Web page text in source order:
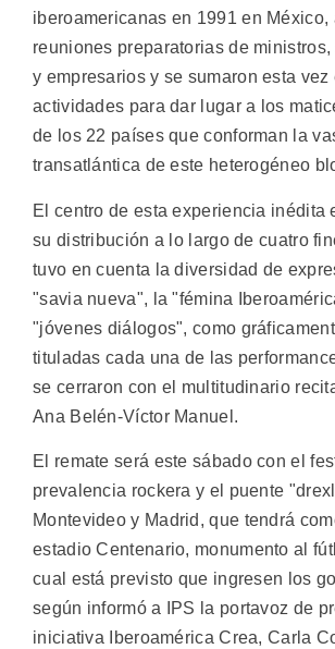
iberoamericanas en 1991 en México,
reuniones preparatorias de ministros,
y empresarios y se sumaron esta vez
actividades para dar lugar a los
de los 22 países que conforman la
transatlántica de este heterogéneo
El centro de esta experiencia inédita
su distribución a lo largo de cuatro
tuvo en cuenta la diversidad de
"savia nueva", la "fémina
"jóvenes diálogos", como
tituladas cada una de las
se cerraron con el multitudinario
Ana Belén-Víctor Manuel.
El remate será este sábado con el
prevalencia rockera y el puente
Montevideo y Madrid, que tendrá
estadio Centenario, monumento al
cual está previsto que ingresen los
según informó a IPS la portavoz de
iniciativa Iberoamérica Crea, Carla